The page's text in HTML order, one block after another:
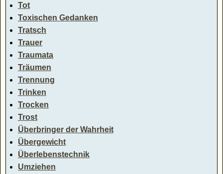
Tot
Toxischen Gedanken
Tratsch
Trauer
Traumata
Träumen
Trennung
Trinken
Trocken
Trost
Überbringer der Wahrheit
Übergewicht
Überlebenstechnik
Umziehen